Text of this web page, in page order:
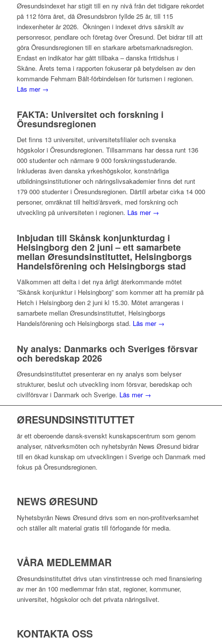
Øresundsindexet har stigit till en ny nivå från det tidigare rekordet
på 112 förra året, då Øresundsbron fyllde 25 år, till 115
indexenheter år 2026. Ökningen i indexet drivs särskilt av
personresor, pendlare och företag över Öresund. Det bidrar till att
göra Öresundsregionen till en starkare arbetsmarknadsregion.
Endast en indikator har gått tillbaka – danska fritidshus i
Skåne. Årets tema i rapporten fokuserar på betydelsen av den
kommande Fehmarn Bält-förbindelsen för turismen i regionen.
Läs mer →
FAKTA: Universitet och forskning i
Öresundsregionen
Det finns 13 universitet, universitetsfilialer och svenska
högskolor i Öresundsregionen. Tillsammans har dessa runt 136
000 studenter och närmare 9 000 forskningsstuderande.
Inkluderas även danska yrkeshögskolor, konstnärliga
utbildningsinstitutioner och näringslivsakademier finns det runt
179 000 studenter i Öresundsregionen. Därtill arbetar cirka 14 000
personer, omräknat till heltid/årsverk, med forskning och
utveckling på universiteten i regionen. Läs mer →
Inbjudan till Skånsk konjunkturdag i
Helsingborg den 2 juni – ett samarbete
mellan Øresundsinstituttet, Helsingborgs
Handelsförening och Helsingborgs stad
Välkommen att delta i det nya årligt återkommande mötet
”Skånsk konjunktur i Helsingborg” som kommer att ha premiär på
Hetch i Helsingborg den 2 juni kl 15.30. Mötet arrangeras i
samarbete mellan Øresundsinstituttet, Helsingborgs
Handelsförening och Helsingborgs stad. Läs mer →
Ny analys: Danmarks och Sveriges försvar
och beredskap 2026
Øresundsinstituttet presenterar en ny analys som belyser
strukturer, beslut och utveckling inom försvar, beredskap och
civilförsvar i Danmark och Sverige. Läs mer →
ØRESUNDSINSTITUTTET
är ett oberoende dansk-svenskt kunskapscentrum som genom
analyser, nätverksmöten och nyhetsbyrån News Øresund bidrar
till en ökad kunskap om utvecklingen i Sverige och Danmark med
fokus på Öresundsregionen.
NEWS ØRESUND
Nyhetsbyrån News Øresund drivs som en non-profitverksamhet
och ställer allt material gratis till förfogande för media.
VÅRA MEDLEMMAR
Øresundsinstituttet drivs utan vinst­intresse och med finansiering
av mer än 100 medlemmar från stat, regioner, kommuner,
universitet, högskolor och det privata näringslivet.
KONTAKTA OSS